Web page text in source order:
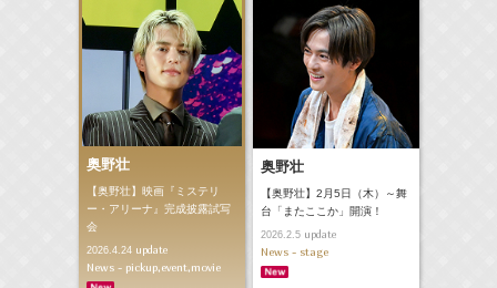
奥野壮
【奥野壮】映画『ミステリ
ー・アリーナ』完成披露試写
会
2026.4.24update
News - pickup,event,movie
奥野壮
【奥野壮】2月5日（木）～舞
台「またここか」開演！
2026.2.5update
News - stage